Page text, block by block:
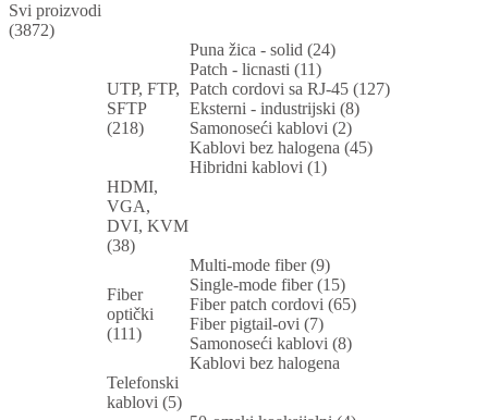
Svi proizvodi
(3872)
UTP, FTP,
SFTP
(218)
Puna žica - solid (24)
Patch - licnasti (11)
Patch cordovi sa RJ-45 (127)
Eksterni - industrijski (8)
Samonoseći kablovi (2)
Kablovi bez halogena (45)
Hibridni kablovi (1)
HDMI,
VGA,
DVI, KVM
(38)
Fiber
optički
(111)
Multi-mode fiber (9)
Single-mode fiber (15)
Fiber patch cordovi (65)
Fiber pigtail-ovi (7)
Samonoseći kablovi (8)
Kablovi bez halogena
Telefonski
kablovi (5)